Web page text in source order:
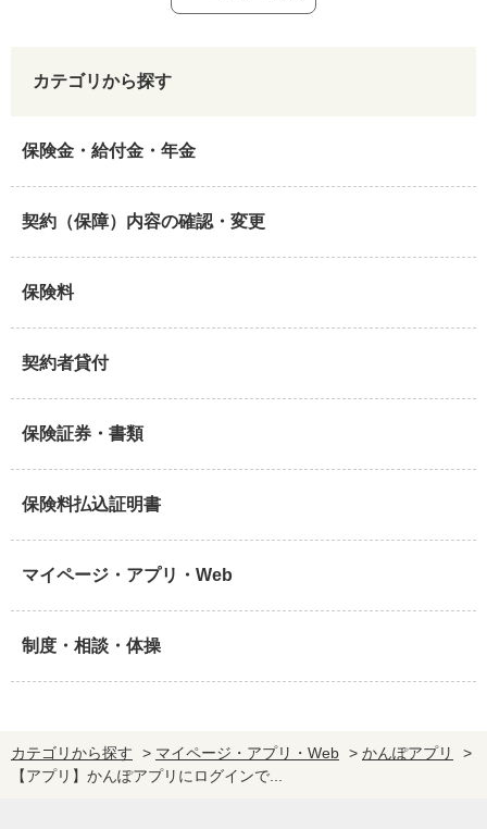
カテゴリから探す
保険金・給付金・年金
契約（保障）内容の確認・変更
保険料
契約者貸付
保険証券・書類
保険料払込証明書
マイページ・アプリ・Web
制度・相談・体操
カテゴリから探す > マイページ・アプリ・Web > かんぽアプリ
>
【アプリ】かんぽアプリにログインで...